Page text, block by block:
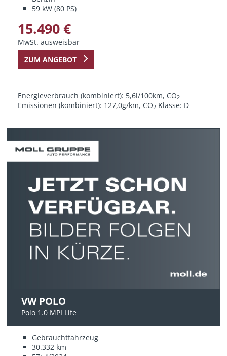
59 kW (80 PS)
15.490 €
MwSt. ausweisbar
ZUM ANGEBOT
Energieverbrauch (kombiniert): 5,6l/100km, CO2
Emissionen (kombiniert): 127,0g/km, CO2 Klasse: D
VW POLO
Polo 1.0 MPI Life
Gebrauchtfahrzeug
30.332 km